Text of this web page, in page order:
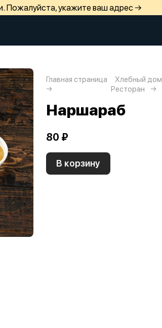
Пожалуйста, укажите ваш адрес →
Главная страница
Хлебный дом
Ресторан
Наршараб
80 ₽
В корзину